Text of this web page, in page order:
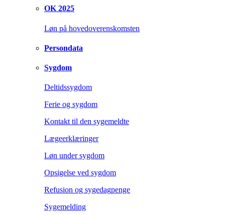
OK 2025
Løn på hovedoverenskomsten
Persondata
Sygdom
Deltidssygdom
Ferie og sygdom
Kontakt til den sygemeldte
Lægeerklæringer
Løn under sygdom
Opsigelse ved sygdom
Refusion og sygedagpenge
Sygemelding